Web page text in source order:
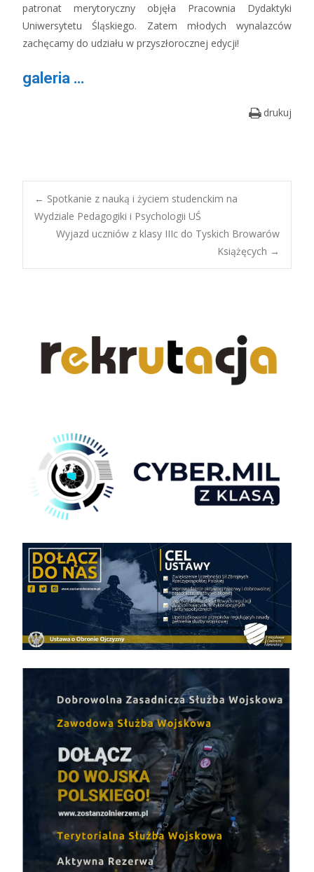
patronat merytoryczny objęła Pracownia Dydaktyki
Uniwersytetu Śląskiego. Zatem młodych wynalazców
zachęcamy do udziału w przyszłorocznej edycji!
galeria …
drukuj
Post
navigation
← Spotkanie z nauką i życiem studenckim na
Wydziale Pedagogiki i Psychologii UŚ
Wyjazd uczniów z klasy IIIc do Tyskich Browarów
Książęcych →